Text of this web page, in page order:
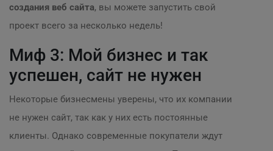
создания веб сайта, вы можете запустить свой
проект всего за несколько недель!
Миф 3: Мой бизнес и так
успешен, сайт не нужен
Некоторые бизнесмены уверены, что их компании
не нужен сайт, так как у них есть постоянные
клиенты. Однако современные покупатели ждут